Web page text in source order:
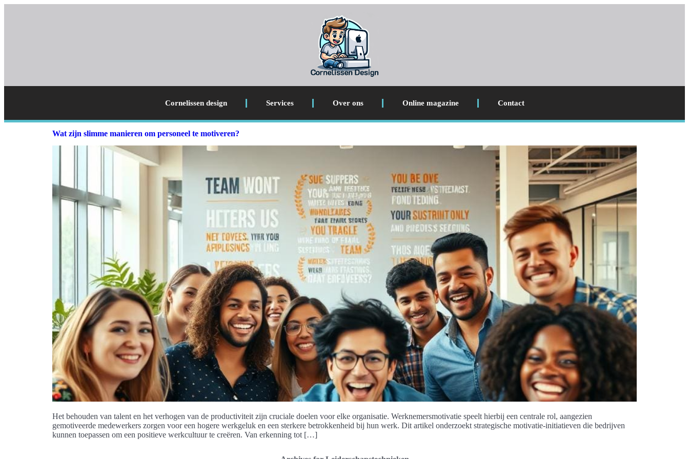
Cornelissen design Services Over ons Online magazine Contact
Wat zijn slimme manieren om personeel te motiveren?
Het behouden van talent en het verhogen van de productiviteit zijn cruciale doelen voor elke organisatie. Werknemersmotivatie speelt hierbij een centrale rol, aangezien
gemotiveerde medewerkers zorgen voor een hogere werkgeluk en een sterkere betrokkenheid bij hun werk. Dit artikel onderzoekt strategische motivatie-initiatieven die bedrijven
kunnen toepassen om een positieve werkcultuur te creëren. Van erkenning tot […]